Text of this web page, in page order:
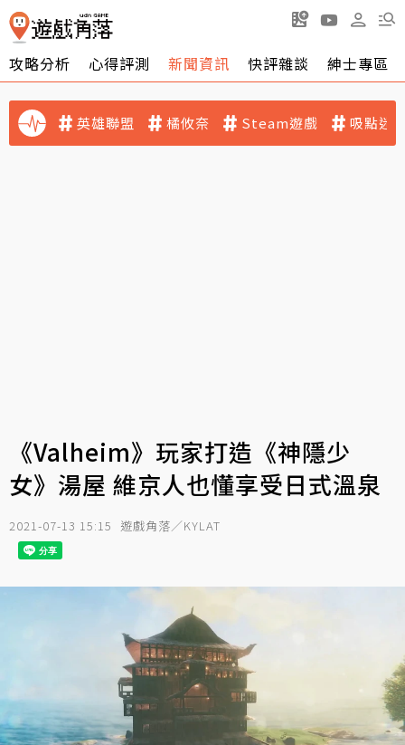
攻略分析 心得評測 新聞資訊 快評雜談 紳士專區
英雄聯盟 橘攸奈 Steam遊戲 吸點迷
《Valheim》玩家打造《神隱少
女》湯屋 維京人也懂享受日式溫泉
2021-07-13 15:15 遊戲角落／KYLAT